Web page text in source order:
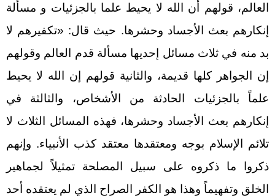
العالم، قولهم أن الله لا يحيط علما بالجزئيات و مسألة
إنكارهم بعث الأجساد وحشرها. حيث قال: «تكفيرهم لا
بد منه في ثلاث مسائل إحديها مسألة قدم العالم وقولهم
إن الجواهر كلها قديمة، والثانية قولهم إن الله لا يحيط
علماً بالجزئيات الحادثة من الأشخاص، والثالثة في
إنكارهم بعث الأجساد وحشرها، فهذه المسائل الثلاث لا
تلائم الإسلام بوجه ومعتقدها معتقد كذب الأنبياء. وإنهم
ذكروا ما ذكروه على سبيل المصلحة تمثيلاً لجماهير
الخلق وتفهيماً وهذا هو الكفر الصراح الذي لم يعتقده أحد